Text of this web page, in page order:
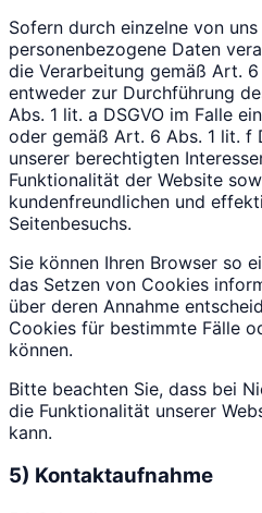
Sofern durch einzelne von
personenbezogene Daten
die Verarbeitung gemäß Art. 6
entweder zur Durchführung
Abs. 1 lit. a DSGVO im Falle
oder gemäß Art. 6 Abs. 1 lit. f
unserer berechtigten
Funktionalität der Website
kundenfreundlichen und
Seitenbesuchs.
Sie können Ihren Browser so
das Setzen von Cookies
über deren Annahme
Cookies für bestimmte Fälle
können.
Bitte beachten Sie, dass bei
die Funktionalität unserer
kann.
5) Kontaktaufnahme